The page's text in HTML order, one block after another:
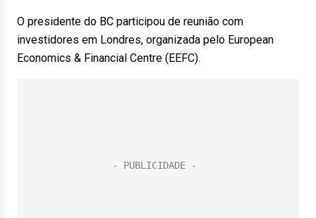
O presidente do BC participou de reunião com
investidores em Londres, organizada pelo European
Economics & Financial Centre (EEFC).